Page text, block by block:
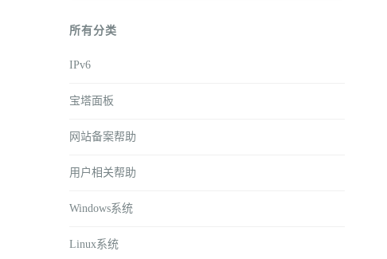
所有分类
IPv6
宝塔面板
网站备案帮助
用户相关帮助
Windows系统
Linux系统